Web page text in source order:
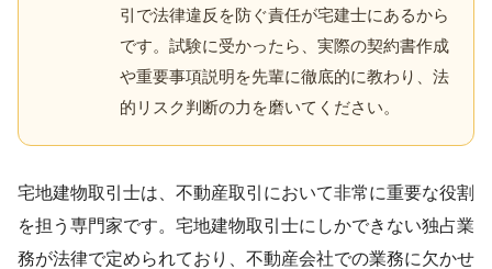
引で法律違反を防ぐ責任が宅建士にあるから
です。試験に受かったら、実際の契約書作成
や重要事項説明を先輩に徹底的に教わり、法
的リスク判断の力を磨いてください。
宅地建物取引士は、不動産取引において非常に重要な役割
を担う専門家です。宅地建物取引士にしかできない独占業
務が法律で定められており、不動産会社での業務に欠かせ